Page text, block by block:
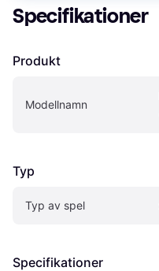
Specifikationer
Produkt
Modellnamn
Typ
Typ av spel
Specifikationer